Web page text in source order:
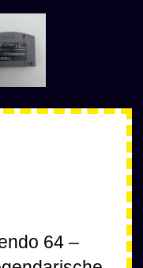
64 –